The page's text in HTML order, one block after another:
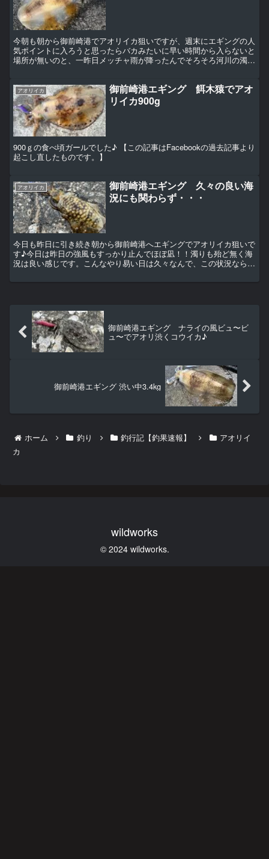
今朝も朝から御前崎港でアオリイカ狙いですが、週末にエギングの人
気ポイントに入ろうと思ったらバカみたいに早い時間から入らないと
場所が無いのと、一昨日メッチャ雨が降ったんでそろそろ河川の濁り
アオリイカ
御前崎港エギング 餌木猿でアオ
リイカ900g
900ｇの食べ頃ガールでした♪ 【この記事はFacebookの過去記事より
起こし直したものです。】
アオリイカ
御前崎港エギング 久々の良い海
況にも関わらず・・・
今日も昨日に引き続き朝から御前崎港へエギングでアオリイカ狙いで
す♪今日は昨日の強風もすっかり止んでほぼ凪！！濁りも殆ど無く海
況は良い感じです。こんなやり易い日は久々なんで、この状況なら釣
御前崎港エギング ナライの風ビュ〜ビ
ュ〜でアオリ渋くコウイカ♪
御前崎港エギング 渋い中3.4kg
ホーム 釣り 釣行記【釣果速報】
アオリイ
カ
wildworks
© 2024 wildworks.